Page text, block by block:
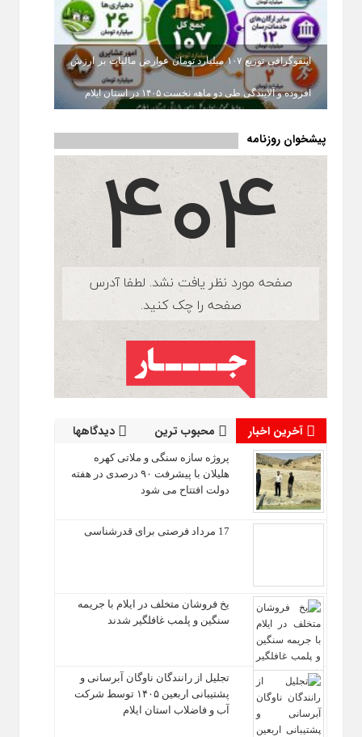
اینفوگرافی توزیع ۱۰۷ میلیارد تومان عوارض مالیات بر ارزش
افزوده و آلایندگی طی دو ماهه نخست ۱۴۰۵ در استان ایلام
پیشخوان روزنامه
آخرین اخبار محبوب ترین دیدگاهها
پروژه سازه سنگی و ملاتی کهره
هلیلان با پیشرفت ۹۰ درصدی در هفته
دولت افتتاح می شود
17 مرداد فرصتی برای قدرشناسی
یخ‌ فروشان متخلف در ایلام با جریمه
سنگین و پلمب غافلگیر شدند
تجلیل از رانندگان ناوگان آبرسانی و
پشتیبانی اربعین ۱۴۰۵ توسط شرکت
آب و فاضلاب استان ایلام